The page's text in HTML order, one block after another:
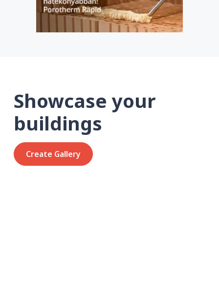
Showcase your
buildings
Create Gallery